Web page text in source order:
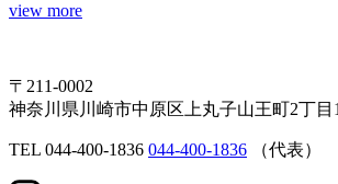
view more
〒211-0002
神奈川県川崎市中原区上丸子山王町2丁目
TEL 044-400-1836 044-400-1836 （代表）